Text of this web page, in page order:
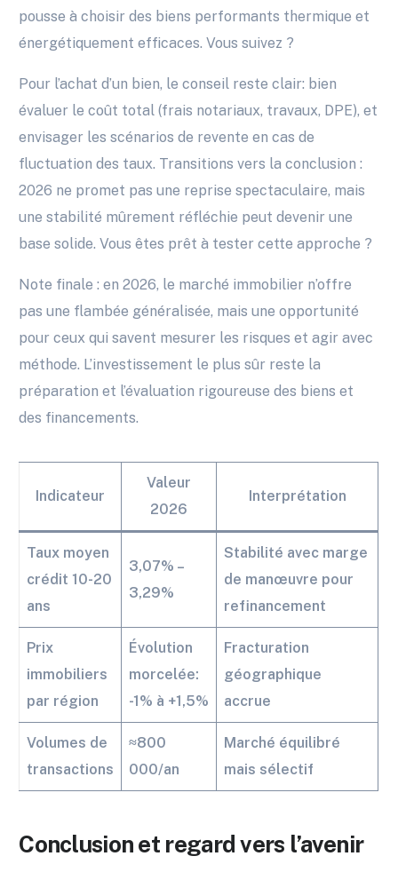
pousse à choisir des biens performants thermique et
énergétiquement efficaces. Vous suivez ?
Pour l’achat d’un bien, le conseil reste clair: bien
évaluer le coût total (frais notariaux, travaux, DPE), et
envisager les scénarios de revente en cas de
fluctuation des taux. Transitions vers la conclusion :
2026 ne promet pas une reprise spectaculaire, mais
une stabilité mûrement réfléchie peut devenir une
base solide. Vous êtes prêt à tester cette approche ?
Note finale : en 2026, le marché immobilier n’offre
pas une flambée généralisée, mais une opportunité
pour ceux qui savent mesurer les risques et agir avec
méthode. L’investissement le plus sûr reste la
préparation et l’évaluation rigoureuse des biens et
des financements.
Indicateur
Valeur
2026
Interprétation
Taux moyen
crédit 10-20
ans
3,07% –
3,29%
Stabilité avec marge
de manœuvre pour
refinancement
Prix
immobiliers
par région
Évolution
morcelée:
-1% à +1,5%
Fracturation
géographique
accrue
Volumes de
transactions
≈800
000/an
Marché équilibré
mais sélectif
Conclusion et regard vers l’avenir